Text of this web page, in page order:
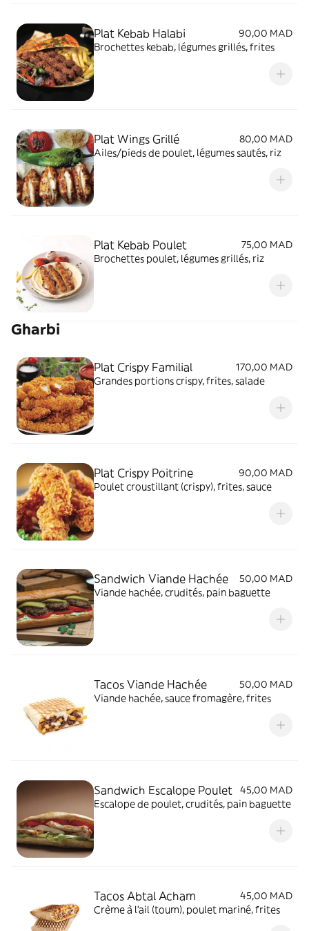
Plat Kebab Halabi
90,00 MAD
Brochettes kebab, légumes grillés, frites
Plat Wings Grillé
80,00 MAD
Ailes/pieds de poulet, légumes sautés, riz
Plat Kebab Poulet
75,00 MAD
Brochettes poulet, légumes grillés, riz
Gharbi
Plat Crispy Familial
170,00 MAD
Grandes portions crispy, frites, salade
Plat Crispy Poitrine
90,00 MAD
Poulet croustillant (crispy), frites, sauce
Sandwich Viande Hachée
50,00 MAD
Viande hachée, crudités, pain baguette
Tacos Viande Hachée
50,00 MAD
Viande hachée, sauce fromagère, frites
Sandwich Escalope Poulet
45,00 MAD
Escalope de poulet, crudités, pain baguette
Tacos Abtal Acham
45,00 MAD
Crème à l'ail (toum), poulet mariné, frites